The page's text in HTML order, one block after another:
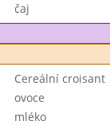
čaj
Cereální croisant
ovoce
mléko